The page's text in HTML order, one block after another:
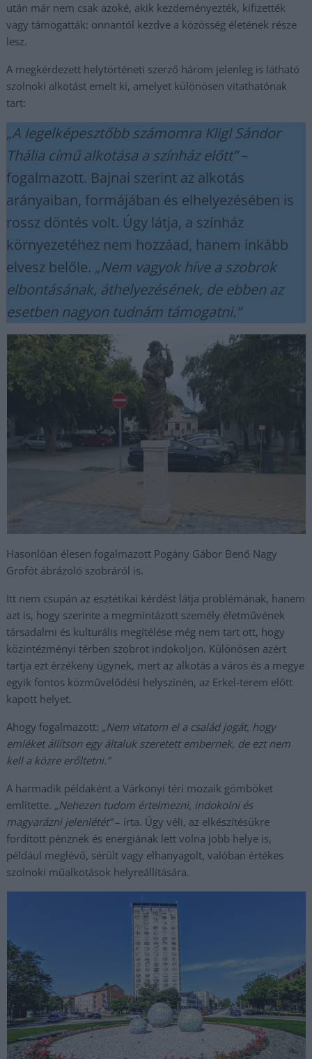
után már nem csak azoké, akik kezdeményezték, kifizették
vagy támogatták: onnantól kezdve a közösség életének része
lesz.
A megkérdezett helytörténeti szerző három jelenleg is látható
szolnoki alkotást emelt ki, amelyet különösen vitathatónak
tart:
„A legelképesztőbb számomra Kligl Sándor
Thália című alkotása a színház előtt”–
fogalmazott. Bajnai szerint az alkotás
arányaiban, formájában és elhelyezésében is
rossz döntés volt. Úgy látja, a színház
környezetéhez nem hozzáad, hanem inkább
elvesz belőle. „Nem vagyok híve a szobrok
elbontásának, áthelyezésének, de ebben az
esetben nagyon tudnám támogatni.”
Hasonlóan élesen fogalmazott Pogány Gábor Benő Nagy
Grofót ábrázoló szobráról is.
Itt nem csupán az esztétikai kérdést látja problémának, hanem
azt is, hogy szerinte a megmintázott személy életművének
társadalmi és kulturális megítélése még nem tart ott, hogy
közintézményi térben szobrot indokoljon. Különösen azért
tartja ezt érzékeny ügynek, mert az alkotás a város és a megye
egyik fontos közművelődési helyszínén, az Erkel-terem előtt
kapott helyet.
Ahogy fogalmazott: „Nem vitatom el a család jogát, hogy
emléket állítson egy általuk szeretett embernek, de ezt nem
kell a közre erőltetni.”
A harmadik példaként a Várkonyi téri mozaik gömböket
említette. „Nehezen tudom értelmezni, indokolni és
magyarázni jelenlétét”– írta. Úgy véli, az elkészítésükre
fordított pénznek és energiának lett volna jobb helye is,
például meglévő, sérült vagy elhanyagolt, valóban értékes
szolnoki műalkotások helyreállítására.